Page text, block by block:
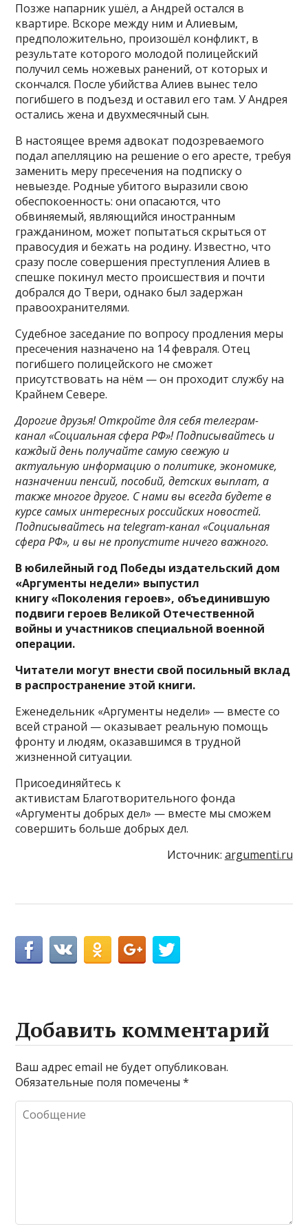
Позже напарник ушёл, а Андрей остался в
квартире. Вскоре между ним и Алиевым,
предположительно, произошёл конфликт, в
результате которого молодой полицейский
получил семь ножевых ранений, от которых и
скончался. После убийства Алиев вынес тело
погибшего в подъезд и оставил его там. У Андрея
остались жена и двухмесячный сын.
В настоящее время адвокат подозреваемого
подал апелляцию на решение о его аресте, требуя
заменить меру пресечения на подписку о
невыезде. Родные убитого выразили свою
обеспокоенность: они опасаются, что
обвиняемый, являющийся иностранным
гражданином, может попытаться скрыться от
правосудия и бежать на родину. Известно, что
сразу после совершения преступления Алиев в
спешке покинул место происшествия и почти
добрался до Твери, однако был задержан
правоохранителями.
Судебное заседание по вопросу продления меры
пресечения назначено на 14 февраля. Отец
погибшего полицейского не сможет
присутствовать на нём — он проходит службу на
Крайнем Севере.
Дорогие друзья! Откройте для себя телеграм-
канал «Социальная сфера РФ»! Подписывайтесь и
каждый день получайте самую свежую и
актуальную информацию о политике, экономике,
назначении пенсий, пособий, детских выплат, а
также многое другое. С нами вы всегда будете в
курсе самых интересных российских новостей.
Подписывайтесь на telegram-канал «Социальная
сфера РФ», и вы не пропустите ничего важного.
В юбилейный год Победы издательский дом
«Аргументы недели» выпустил
книгу «Поколения героев», объединившую
подвиги героев Великой Отечественной
войны и участников специальной военной
операции.
Читатели могут внести свой посильный вклад
в распространение этой книги.
Еженедельник «Аргументы недели» — вместе со
всей страной — оказывает реальную помощь
фронту и людям, оказавшимся в трудной
жизненной ситуации.
Присоединяйтесь к
активистам Благотворительного фонда
«Аргументы добрых дел» — вместе мы сможем
совершить больше добрых дел.
Источник: argumenti.ru
Добавить комментарий
Ваш адрес email не будет опубликован.
Обязательные поля помечены*